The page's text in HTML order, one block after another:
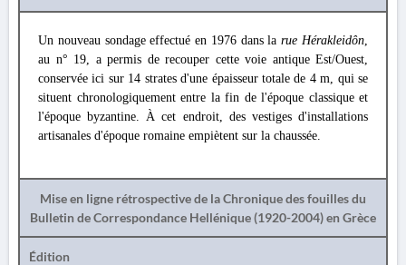
Un nouveau sondage effectué en 1976 dans larue Hérakleidôn,
au n° 19, a permis de recouper cette voie antique Est/Ouest,
conservée ici sur 14 strates d'une épaisseur totale de 4 m, qui se
situent chronologiquement entre la fin de l'époque classique et
l'époque byzantine. À cet endroit, des vestiges d'installations
artisanales d'époque romaine empiètent sur la chaussée.
Mise en ligne rétrospective de la Chronique des fouilles du
Bulletin de Correspondance Hellénique (1920-2004) en Grèce
Édition